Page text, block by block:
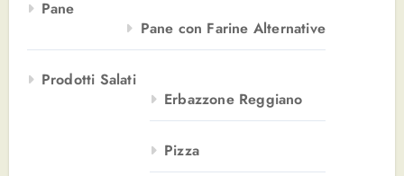
Pane
Pane con Farine Alternative
Prodotti Salati
Erbazzone Reggiano
Pizza